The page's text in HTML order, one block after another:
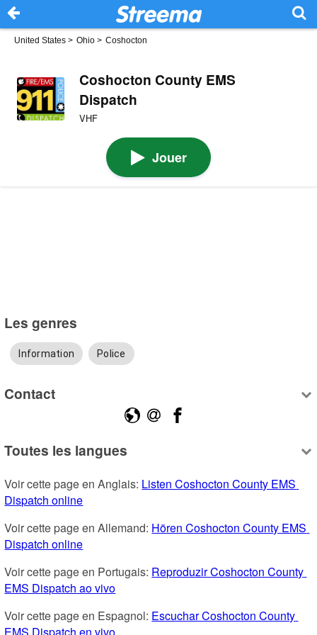
United States > Ohio > Coshocton
Coshocton County EMS
Dispatch
VHF
Jouer
Les genres
Information Police
Contact
Toutes les langues
Voir cette page en Anglais: Listen Coshocton County EMS
Dispatch online
Voir cette page en Allemand: Hören Coshocton County EMS
Dispatch online
Voir cette page en Portugais: Reproduzir Coshocton County
EMS Dispatch ao vivo
Voir cette page en Espagnol: Escuchar Coshocton County
EMS Dispatch en vivo